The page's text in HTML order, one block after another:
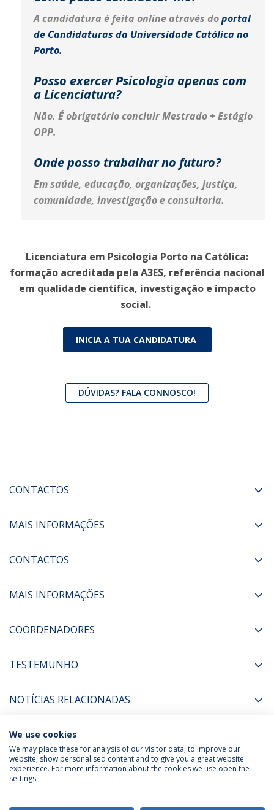
A candidatura é feita online através doportal
de Candidaturas da Universidade Católica no
Porto.
Posso exercer Psicologia apenas com
a Licenciatura?
Não. É obrigatório concluir Mestrado + Estágio
OPP.
Onde posso trabalhar no futuro?
Em saúde, educação, organizações, justiça,
comunidade, investigação e consultoria.
Licenciatura em Psicologia Porto na Católica:
formação acreditada pela A3ES, referência nacional
em qualidade científica, investigação e impacto
social.
INICIA A TUA CANDIDATURA
DÚVIDAS? FALA CONNOSCO!
CONTACTOS
MAIS INFORMAÇÕES
CONTACTOS
MAIS INFORMAÇÕES
COORDENADORES
TESTEMUNHO
NOTÍCIAS RELACIONADAS
EVENTOS RELACIONADOS
Política de Privacidade
Termos & Condições
We use cookies
We may place these for analysis of our visitor data, to improve our
website, show personalised content and to give you a great website
experience. For more information about the cookies we use open the
settings.